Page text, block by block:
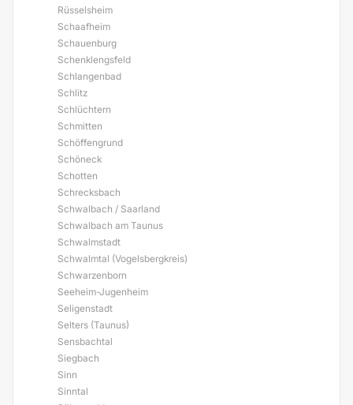
Rüsselsheim
Schaafheim
Schauenburg
Schenklengsfeld
Schlangenbad
Schlitz
Schlüchtern
Schmitten
Schöffengrund
Schöneck
Schotten
Schrecksbach
Schwalbach / Saarland
Schwalbach am Taunus
Schwalmstadt
Schwalmtal (Vogelsbergkreis)
Schwarzenborn
Seeheim-Jugenheim
Seligenstadt
Selters (Taunus)
Sensbachtal
Siegbach
Sinn
Sinntal